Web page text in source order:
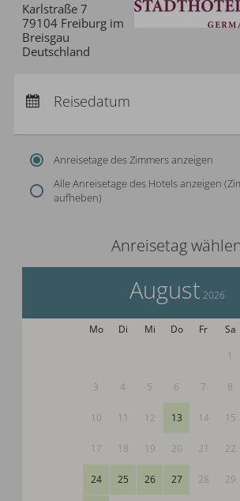
Karlstraße 7
79104 Freiburg im
Breisgau
Deutschland
Abreise:keine Auswahl
Reisedatum
Anreisetage des Zimmers anzeigen
Alle Anreisetage des Hotels anzeigen
aufheben)
Anreisetag wählen
August 2026
Mo Di Mi Do Fr Sa
1
3 4 5 6 7 8
10 11 12 13 14 15
17 18 19 20 21 22
24 25 26 27 28 29